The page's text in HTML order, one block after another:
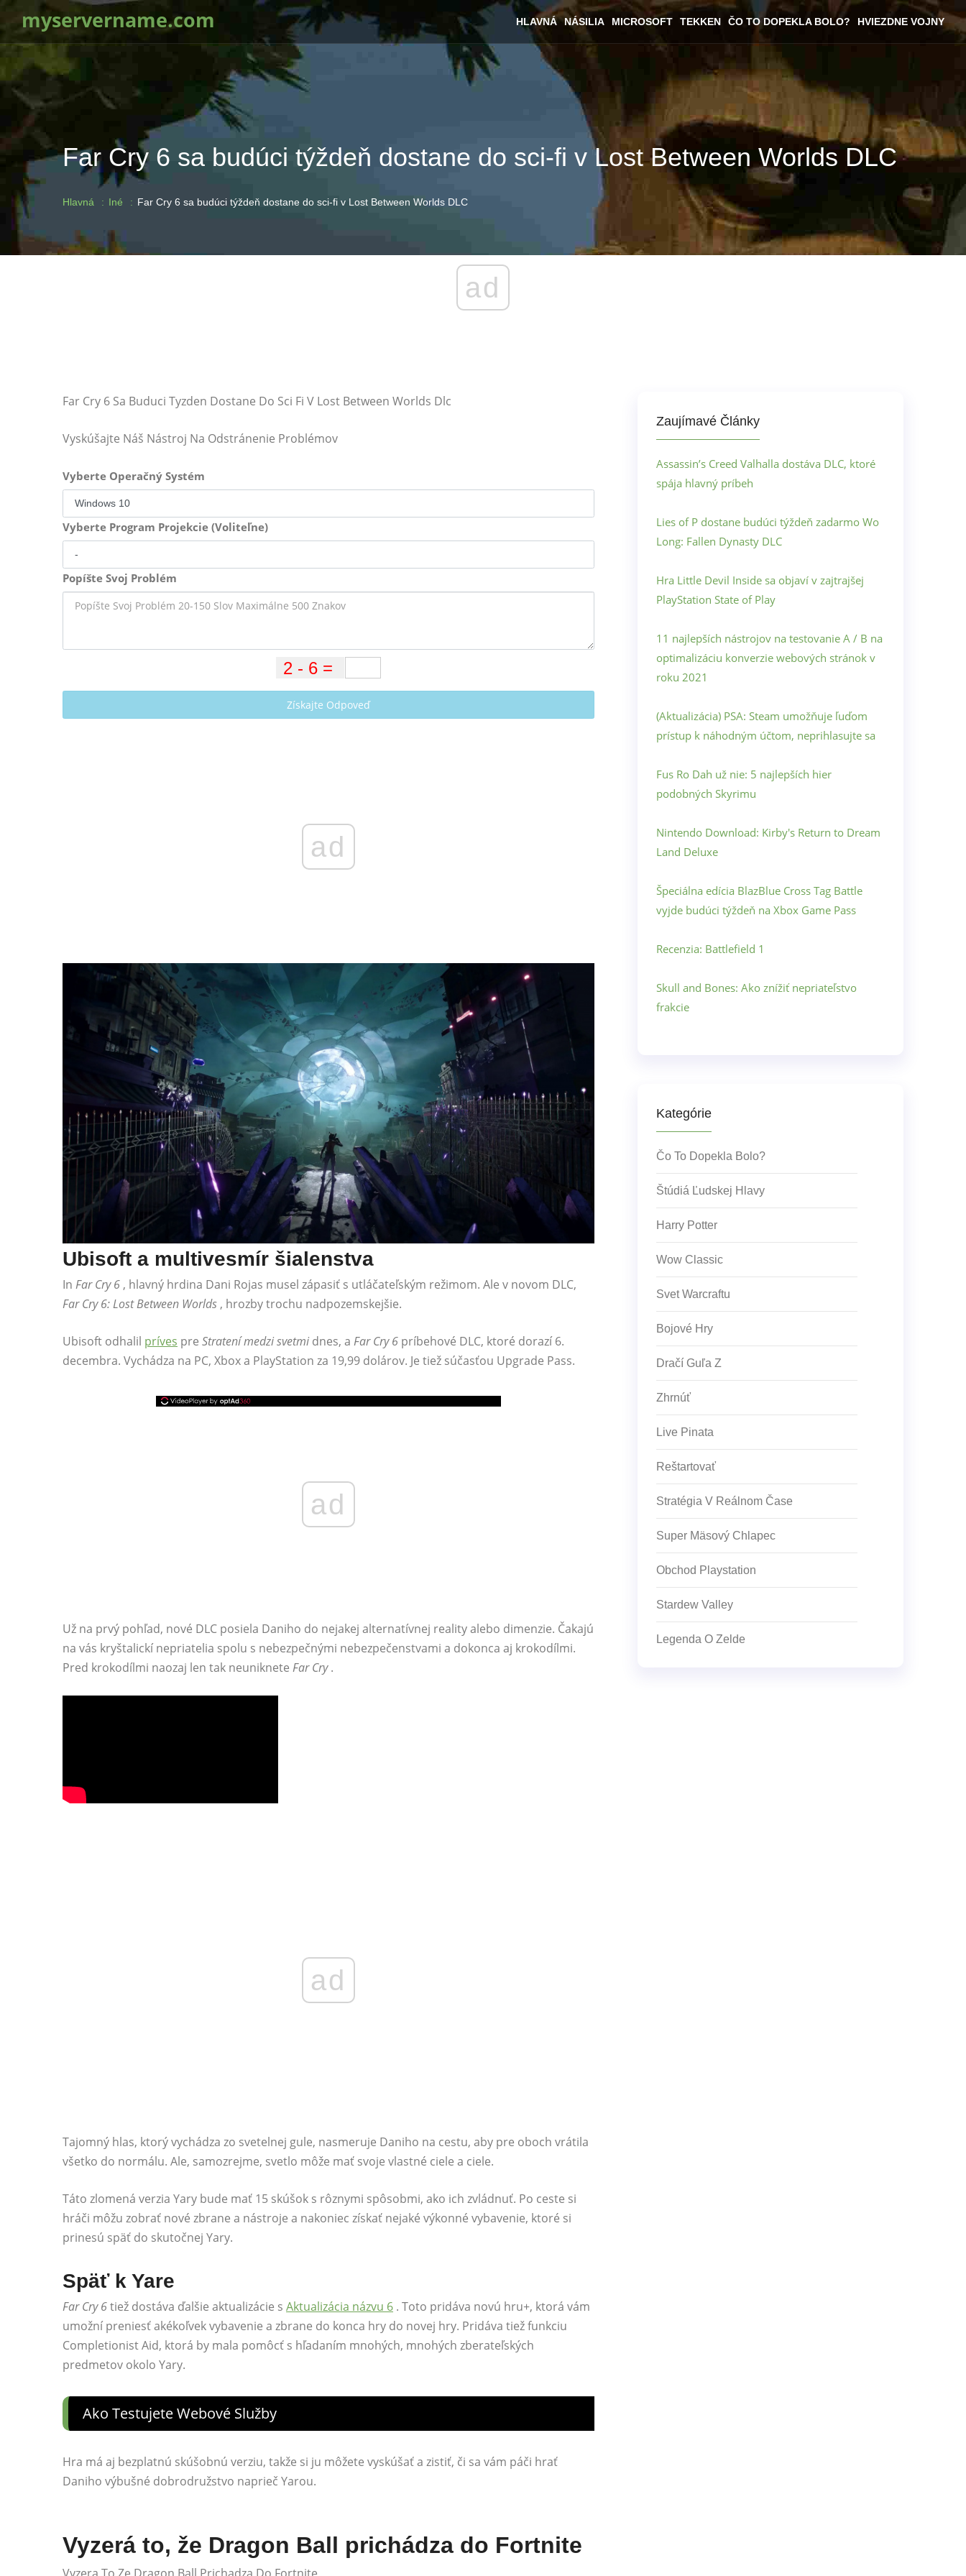
myservername.com HLAVNÁ NÁSILIA MICROSOFT TEKKEN ČO TO DOPEKLA BOLO? HVIEZDNE VOJNY
Far Cry 6 sa budúci týždeň dostane do sci-fi v Lost Between Worlds DLC
Hlavná Iné Far Cry 6 sa budúci týždeň dostane do sci-fi v Lost Between Worlds DLC
ad
Far Cry 6 Sa Buduci Tyzden Dostane Do Sci Fi V Lost Between Worlds Dlc
Vyskúšajte Náš Nástroj Na Odstránenie Problémov
Vyberte Operačný Systém
Vyberte Program Projekcie (Voliteľne)
Popíšte Svoj Problém
Získajte Odpoveď
ad
Ubisoft a multivesmír šialenstva
In Far Cry 6 , hlavný hrdina Dani Rojas musel zápasiť s utláčateľským režimom. Ale v novom DLC,
Far Cry 6: Lost Between Worlds , hrozby trochu nadpozemskejšie.
Ubisoft odhalil príves pre Stratení medzi svetmi dnes, a Far Cry 6 príbehové DLC, ktoré dorazí 6.
decembra. Vychádza na PC, Xbox a PlayStation za 19,99 dolárov. Je tiež súčasťou Upgrade Pass.
ad
Už na prvý pohľad, nové DLC posiela Daniho do nejakej alternatívnej reality alebo dimenzie. Čakajú
na vás kryštalickí nepriatelia spolu s nebezpečnými nebezpečenstvami a dokonca aj krokodílmi.
Pred krokodílmi naozaj len tak neuniknete Far Cry.
ad
Tajomný hlas, ktorý vychádza zo svetelnej gule, nasmeruje Daniho na cestu, aby pre oboch vrátila
všetko do normálu. Ale, samozrejme, svetlo môže mať svoje vlastné ciele a ciele.
Táto zlomená verzia Yary bude mať 15 skúšok s rôznymi spôsobmi, ako ich zvládnuť. Po ceste si
hráči môžu zobrať nové zbrane a nástroje a nakoniec získať nejaké výkonné vybavenie, ktoré si
prinesú späť do skutočnej Yary.
Späť k Yare
Far Cry 6tiež dostáva ďalšie aktualizácie s Aktualizácia názvu 6 . Toto pridáva novú hru+, ktorá vám
umožní preniesť akékoľvek vybavenie a zbrane do konca hry do novej hry. Pridáva tiež funkciu
Completionist Aid, ktorá by mala pomôcť s hľadaním mnohých, mnohých zberateľských
predmetov okolo Yary.
Ako Testujete Webové Služby
Hra má aj bezplatnú skúšobnú verziu, takže si ju môžete vyskúšať a zistiť, či sa vám páči hrať
Daniho výbušné dobrodružstvo naprieč Yarou.
Vyzerá to, že Dragon Ball prichádza do Fortnite
Zaujímavé Články
Assassin’s Creed Valhalla dostáva DLC, ktoré
spája hlavný príbeh
Lies of P dostane budúci týždeň zadarmo Wo
Long: Fallen Dynasty DLC
Hra Little Devil Inside sa objaví v zajtrajšej
PlayStation State of Play
11 najlepších nástrojov na testovanie A / B na
optimalizáciu konverzie webových stránok v
roku 2021
(Aktualizácia) PSA: Steam umožňuje ľuďom
prístup k náhodným účtom, neprihlasujte sa
Fus Ro Dah už nie: 5 najlepších hier
podobných Skyrimu
Nintendo Download: Kirby's Return to Dream
Land Deluxe
Špeciálna edícia BlazBlue Cross Tag Battle
vyjde budúci týždeň na Xbox Game Pass
Recenzia: Battlefield 1
Skull and Bones: Ako znížiť nepriateľstvo
frakcie
Kategórie
Čo To Dopekla Bolo?
Štúdiá Ľudskej Hlavy
Harry Potter
Wow Classic
Svet Warcraftu
Bojové Hry
Dračí Guľa Z
Zhrnúť
Live Pinata
Reštartovať
Stratégia V Reálnom Čase
Super Mäsový Chlapec
Obchod Playstation
Stardew Valley
Legenda O Zelde